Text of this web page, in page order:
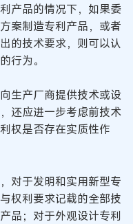
产品的情况下，如果委
案制造专利产品，或者
的技术要求，则可以认
行为。
生产厂商提供技术或设
还应进一步考虑前技术
权是否存在实质性作
对于发明和实用新型专
权利要求记载的全部技
品；对于外观设计专利